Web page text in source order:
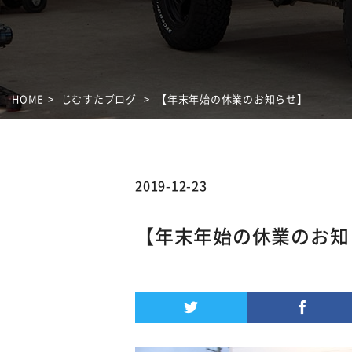
HOME じむすたブログ 【年末年始の休業のお知らせ】
2019-12-23
【年末年始の休業のお